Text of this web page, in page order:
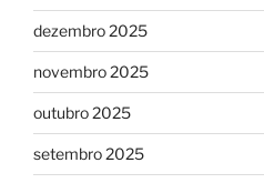
dezembro 2025
novembro 2025
outubro 2025
setembro 2025